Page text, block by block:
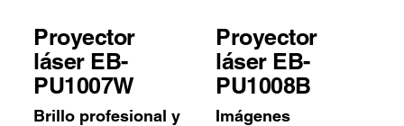
Proyector
láser EB-
PU1007W
Brillo profesional y
Proyector
láser EB-
PU1008B
Imágenes